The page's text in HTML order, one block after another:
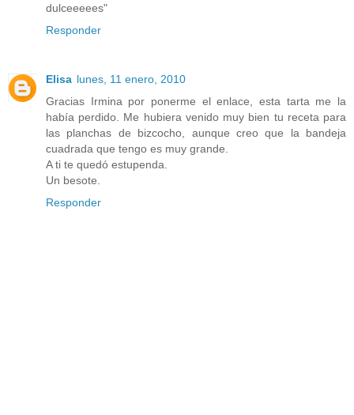
dulceeeees"
Responder
Elisa lunes, 11 enero, 2010
Gracias Irmina por ponerme el enlace, esta tarta me la
había perdido. Me hubiera venido muy bien tu receta para
las planchas de bizcocho, aunque creo que la bandeja
cuadrada que tengo es muy grande.
A ti te quedó estupenda.
Un besote.
Responder